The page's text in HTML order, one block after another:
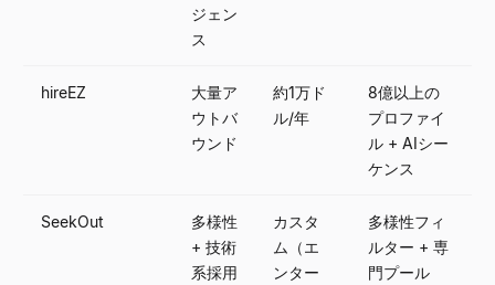
ジェン
ス
hireEZ
大量ア
ウトバ
ウンド
約1万ド
ル/年
8億以上の
プロファイ
ル + AIシー
ケンス
SeekOut
多様性
+ 技術
系採用
カスタ
ム（エ
ンター
多様性フィ
ルター + 専
門プール